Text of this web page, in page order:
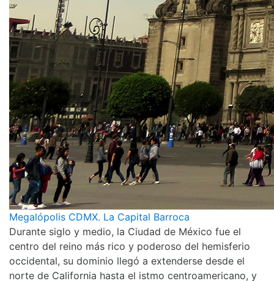
Megalópolis CDMX. La Capital Barroca
Durante siglo y medio, la Ciudad de México fue el
centro del reino más rico y poderoso del hemisferio
occidental, su dominio llegó a extenderse desde el
norte de California hasta el istmo centroamericano, y